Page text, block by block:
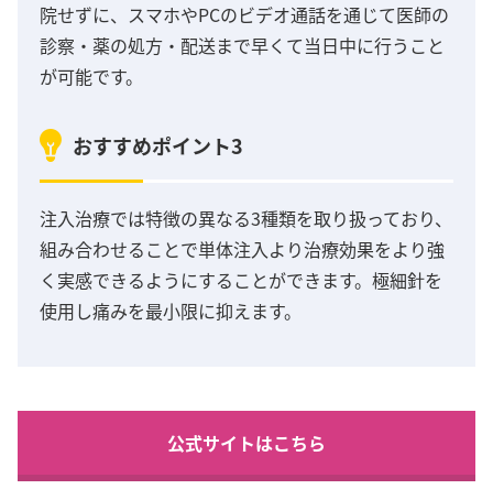
院せずに、スマホやPCのビデオ通話を通じて医師の
診察・薬の処方・配送まで早くて当日中に行うこと
が可能です。
おすすめポイント3
注入治療では特徴の異なる3種類を取り扱っており、
組み合わせることで単体注入より治療効果をより強
く実感できるようにすることができます。極細針を
使用し痛みを最小限に抑えます。
公式サイトはこちら